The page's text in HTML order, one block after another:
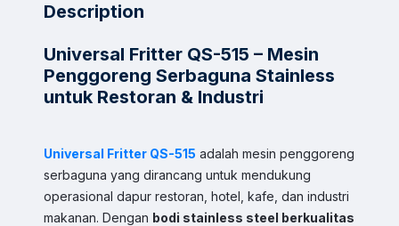
Description
Universal Fritter QS-515 – Mesin
Penggoreng Serbaguna Stainless
untuk Restoran & Industri
Universal Fritter QS-515 adalah mesin penggoreng
serbaguna yang dirancang untuk mendukung
operasional dapur restoran, hotel, kafe, dan industri
makanan. Dengan bodi stainless steel berkualitas